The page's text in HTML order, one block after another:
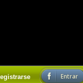
Entrar